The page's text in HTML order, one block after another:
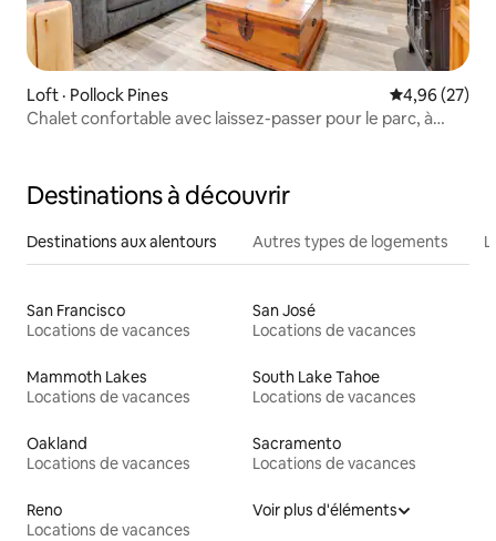
Loft · Pollock Pines Note
4,96 (27)
Chalet confortable avec laissez-passer pour le parc, à
Destinations à découvrir
Destinations aux alentours Autres types de logements
San Francisco
Locations de vacances
San José
Locations de vacances
Mammoth Lakes
Locations de vacances
South Lake Tahoe
Locations de vacances
Oakland
Locations de vacances
Sacramento
Locations de vacances
Reno
Locations de vacances
Voir plus d'éléments